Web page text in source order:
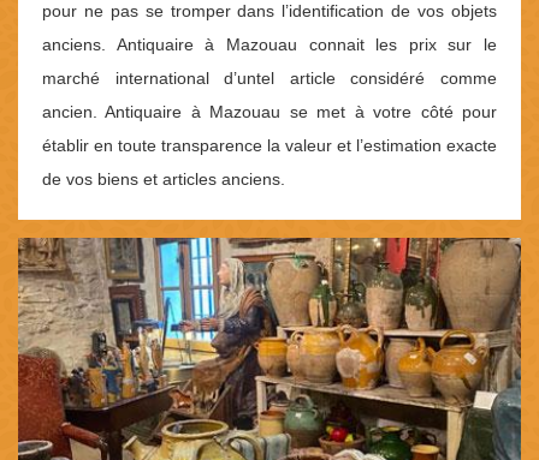
pour ne pas se tromper dans l’identification de vos objets
anciens. Antiquaire à Mazouau connait les prix sur le
marché international d’untel article considéré comme
ancien. Antiquaire à Mazouau se met à votre côté pour
établir en toute transparence la valeur et l’estimation exacte
de vos biens et articles anciens.